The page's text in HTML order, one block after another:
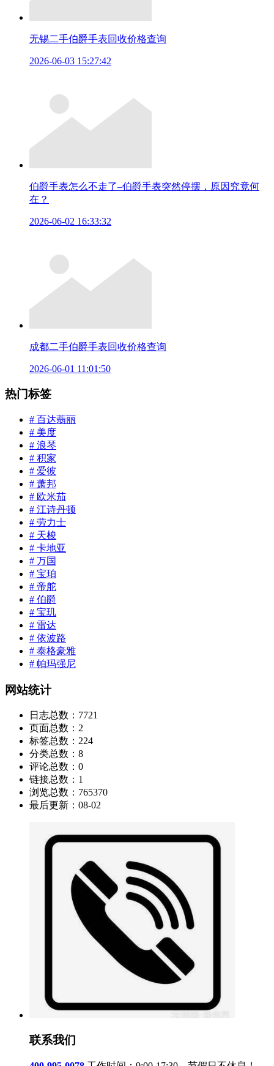
无锡二手伯爵手表回收价格查询
2026-06-03 15:27:42
伯爵手表怎么不走了–伯爵手表突然停摆，原因究竟何
在？
2026-06-02 16:33:32
成都二手伯爵手表回收价格查询
2026-06-01 11:01:50
热门标签
# 百达翡丽
# 美度
# 浪琴
# 积家
# 爱彼
# 萧邦
# 欧米茄
# 江诗丹顿
# 劳力士
# 天梭
# 卡地亚
# 万国
# 宝珀
# 帝舵
# 伯爵
# 宝玑
# 雷达
# 依波路
# 泰格豪雅
# 帕玛强尼
网站统计
日志总数： 7721
页面总数： 2
标签总数： 224
分类总数： 8
评论总数： 0
链接总数： 1
浏览总数： 765370
最后更新： 08-02
联系我们